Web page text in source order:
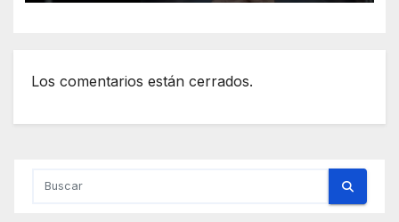
Los comentarios están cerrados.